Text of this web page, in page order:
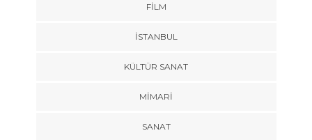
FILM
İSTANBUL
KÜLTÜR SANAT
MIMARI
SANAT